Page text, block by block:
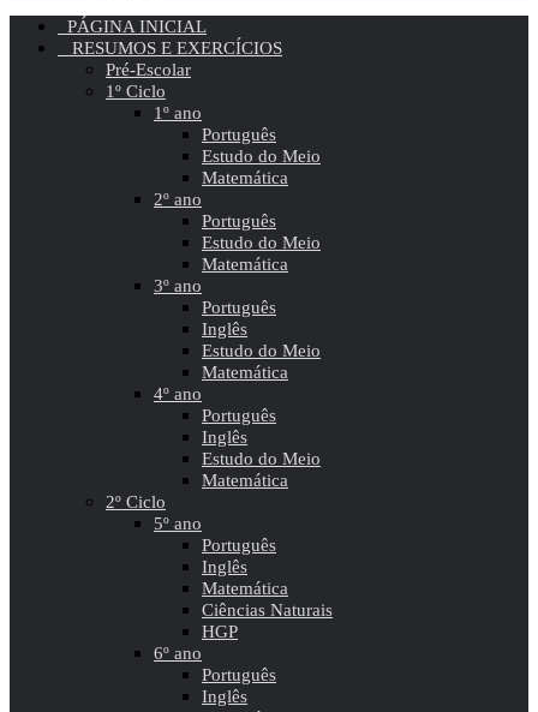
PÁGINA INICIAL
RESUMOS E EXERCÍCIOS
Pré-Escolar
1º Ciclo
1º ano
Português
Estudo do Meio
Matemática
2º ano
Português
Estudo do Meio
Matemática
3º ano
Português
Inglês
Estudo do Meio
Matemática
4º ano
Português
Inglês
Estudo do Meio
Matemática
2º Ciclo
5º ano
Português
Inglês
Matemática
Ciências Naturais
HGP
6º ano
Português
Inglês